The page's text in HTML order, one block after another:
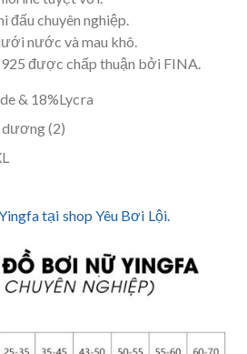
đấu chuyên nghiệp.
nước và mau khô.
được chấp thuận bởi FINA.
& 18%Lycra
(2)
tại shop Yêu Bơi Lội.